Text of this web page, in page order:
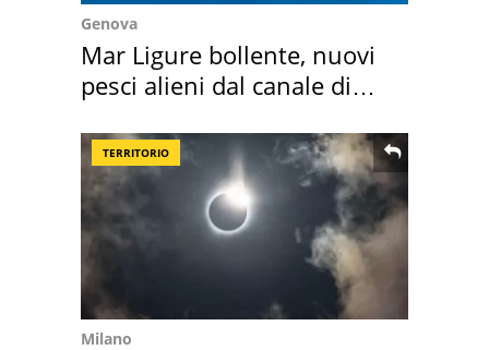
Genova
Mar Ligure bollente, nuovi
pesci alieni dal canale di
TERRITORIO
Milano